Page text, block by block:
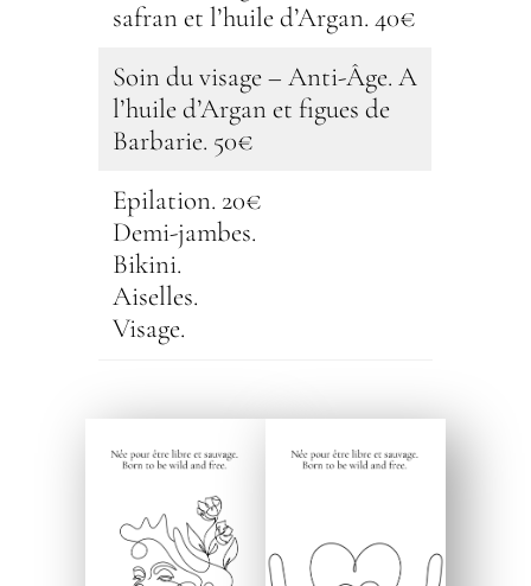
safran et l’huile d’Argan. 40€
Soin du visage – Anti-Âge. A
l’huile d’Argan et figues de
Barbarie. 50€
Epilation. 20€
Demi-jambes.
Bikini.
Aiselles.
Visage.